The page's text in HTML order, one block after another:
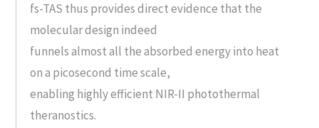
fs-TAS thus provides direct evidence that the
molecular design indeed
funnels almost all the absorbed energy into heat
on a picosecond time scale,
enabling highly efficient NIR-II photothermal
theranostics.